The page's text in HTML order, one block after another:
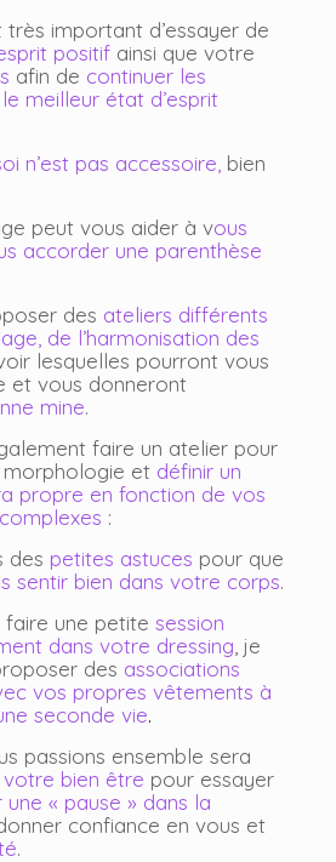
important d’essayer de
positifainsi que votre
afin de continuer les
meilleur état d’esprit
n’est pas accessoire, bien
peut vous aider à vous
accorder une parenthèse
des ateliers différents
de l’harmonisation des
lesquelles pourront vous
et vous donneront
mine.
faire un atelier pour
et définir un
propre en fonction de vos
:
des petites astuces pour que
sentir bien dans votre corps.
faire une petite session
dans votre dressing , je
des associations
vos propres vêtements à
seconde vie.
passions ensemble sera
votre bien être pour essayer
« pause » dans la
confiance en vous et
.